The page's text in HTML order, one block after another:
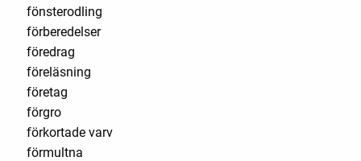
fönsterodling
förberedelser
föredrag
föreläsning
företag
förgro
förkortade varv
förmultna